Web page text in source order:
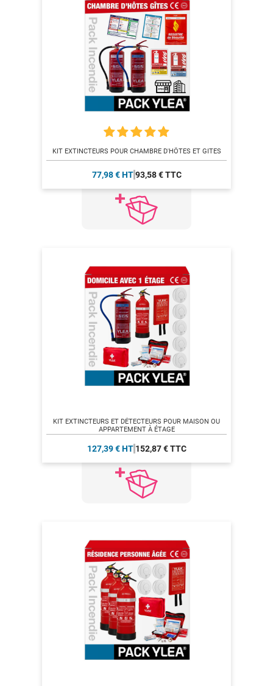
KIT EXTINCTEURS POUR CHAMBRE D'HÔTES ET GITES
77,98 € HT 93,58 € TTC
KIT EXTINCTEURS ET DÉTECTEURS POUR MAISON OU
APPARTEMENT À ÉTAGE
127,39 € HT 152,87 € TTC